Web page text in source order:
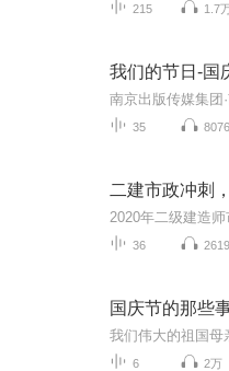
215 1.7
我们的节日-国
35 8076
二建市政冲刺
36 2619
国庆节的那些
6 2万